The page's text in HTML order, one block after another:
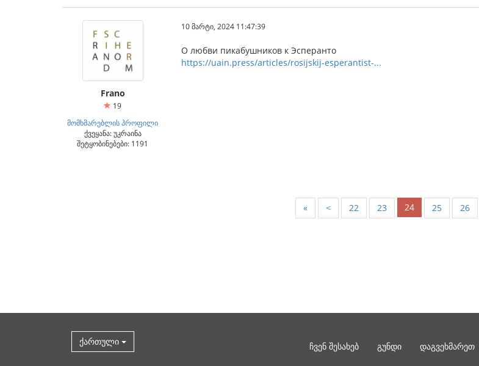
Frano
19
მომხმარებლის პროფილი
ქვეყანა: უკრაინა
შეტყობინებები: 1191
10 მარტი, 2024 11:47:39
О любви пикабушников к Эсперанто
https://uain.press/articles/rosijskij-esperantist-...
« < 22 23 24 25 26
ქართული ჩვენ შესახებ გუნდი დაგვეხმარეთ